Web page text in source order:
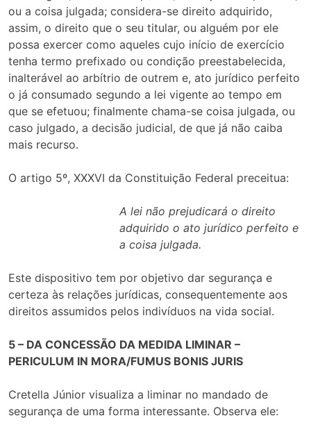
ou a coisa julgada; considera-se direito adquirido,
assim, o direito que o seu titular, ou alguém por ele
possa exercer como aqueles cujo início de exercício
tenha termo prefixado ou condição preestabelecida,
inalterável ao arbítrio de outrem e, ato jurídico perfeito
o já consumado segundo a lei vigente ao tempo em
que se efetuou; finalmente chama-se coisa julgada, ou
caso julgado, a decisão judicial, de que já não caiba
mais recurso.
O artigo 5º, XXXVI da Constituição Federal preceitua:
A lei não prejudicará o direito
adquirido o ato jurídico perfeito e
a coisa julgada.
Este dispositivo tem por objetivo dar segurança e
certeza às relações jurídicas, consequentemente aos
direitos assumidos pelos indivíduos na vida social.
5 – DA CONCESSÃO DA MEDIDA LIMINAR –
PERICULUM IN MORA/FUMUS BONIS JURIS
Cretella Júnior visualiza a liminar no mandado de
segurança de uma forma interessante. Observa ele: